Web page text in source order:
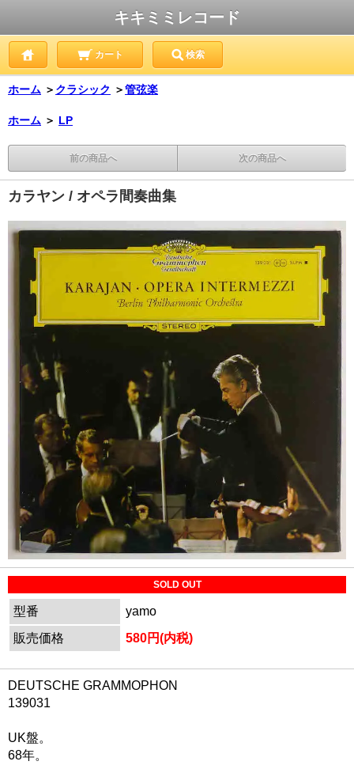
キキミミレコード
カート 検索
ホーム ＞ クラシック ＞管弦楽
ホーム ＞ LP
前の商品へ 次の商品へ
カラヤン / オペラ間奏曲集
SOLD OUT
型番
yamo
販売価格
580円(内税)
DEUTSCHE GRAMMOPHON
139031
UK盤。
68年。